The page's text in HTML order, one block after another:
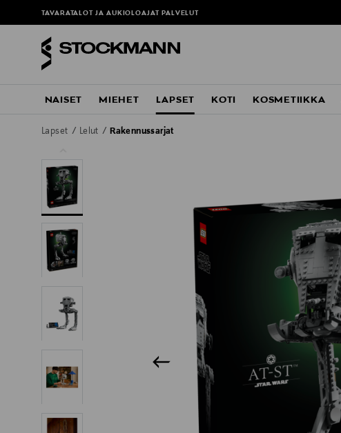
TAVARATALOT JA AUKIOLOAJAT PALVELUT
NAISET MIEHET LAPSET KOTI KOSMETIIKKA
Lapset Lelut Rakennussarjat